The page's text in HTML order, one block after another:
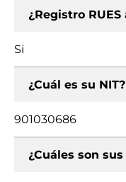
¿Registro RUES
Si
¿Cuál es su NIT?
901030686
¿Cuáles son